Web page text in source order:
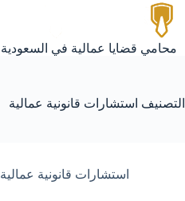
التجاوز
إلى
المحتوى
محامي قضايا عمالية في السعودية
التصنيف استشارات قانونية عمالية
استشارات قانونية عمالية